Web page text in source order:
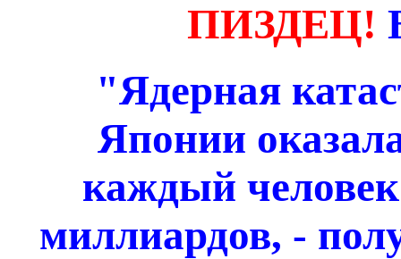
ПИЗДЕЦ!
"Ядерная
Японии
каждый
миллиардов, -